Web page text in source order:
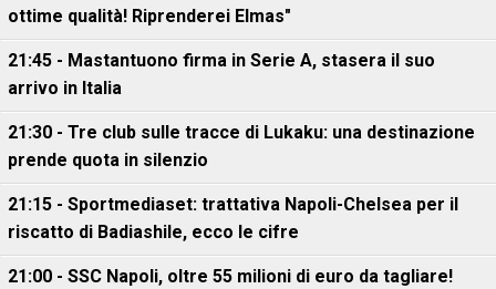
ottime qualità! Riprenderei Elmas"
21:45 - Mastantuono firma in Serie A, stasera il suo
arrivo in Italia
21:30 - Tre club sulle tracce di Lukaku: una destinazione
prende quota in silenzio
21:15 - Sportmediaset: trattativa Napoli-Chelsea per il
riscatto di Badiashile, ecco le cifre
21:00 - SSC Napoli, oltre 55 milioni di euro da tagliare!